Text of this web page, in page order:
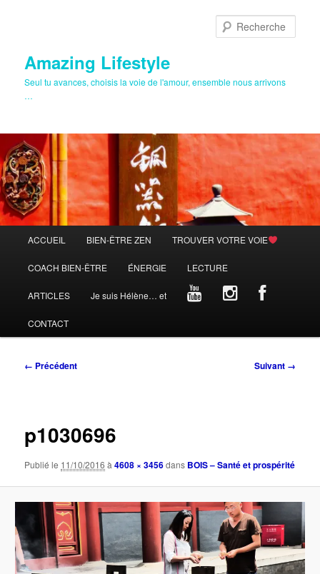
Amazing Lifestyle
Seul tu avances, choisis la voie de l'amour, ensemble nous arrivons
…
principal
ACCUEIL BIEN-ÊTRE ZEN TROUVER VOTRE VOIE
COACH BIEN-ÊTRE ÉNERGIE LECTURE
ARTICLES Je suis Hélène… et
CONTACT
Navigation
← Précédent Suivant →
p1030696
Publié le 11/10/2016 à4608 × 3456dans BOIS – Santé et prospérité